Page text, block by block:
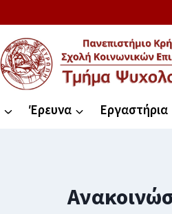
Έρευνα Εργαστήρια